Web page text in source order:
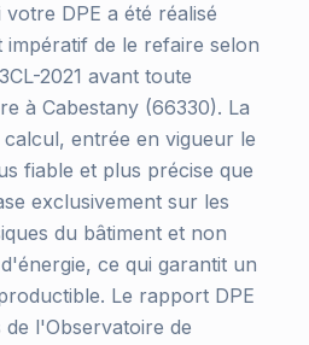
votre DPE a été réalisé
impératif de le refaire selon
2021 avant toute
à Cabestany (66330). La
entrée en vigueur le
fiable et plus précise que
exclusivement sur les
du bâtiment et non
ce qui garantit un
Le rapport DPE
l'Observatoire de